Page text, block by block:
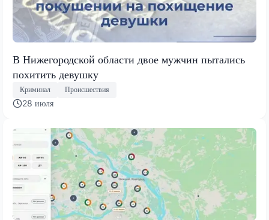
В Нижегородской области двое мужчин пытались
похитить девушку
Криминал Происшествия
28 июля